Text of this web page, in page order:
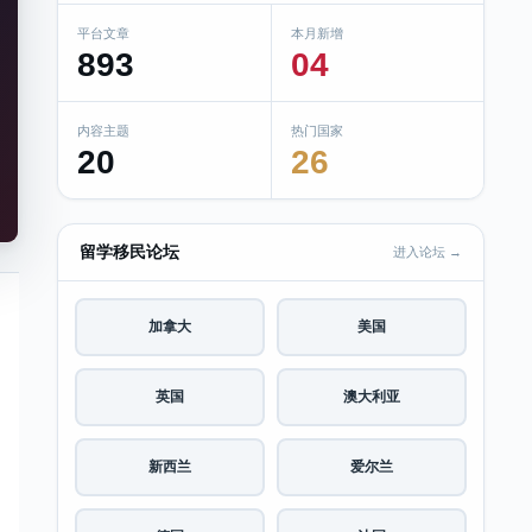
平台文章
893
本月新增
04
内容主题
20
热门国家
26
留学移民论坛 进入论坛 →
加拿大 美国
英国 澳大利亚
新西兰 爱尔兰